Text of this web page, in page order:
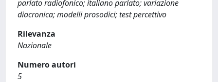
parlato radiofonico; italiano parlato; variazione
diacronica; modelli prosodici; test percettivo
Rilevanza
Nazionale
Numero autori
5